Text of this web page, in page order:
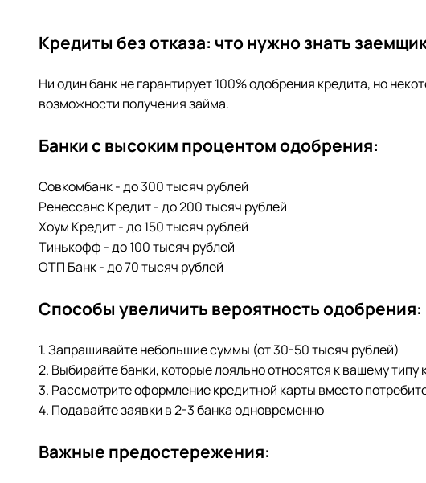
Кредиты без отказа: что нужно знать
Ни один банк не гарантирует 100% одобрения кредита, но
возможности получения займа.
Банки с высоким процентом одобрения:
Совкомбанк - до 300 тысяч рублей
Ренессанс Кредит - до 200 тысяч рублей
Хоум Кредит - до 150 тысяч рублей
Тинькофф - до 100 тысяч рублей
ОТП Банк - до 70 тысяч рублей
Способы увеличить вероятность одобрения:
1. Запрашивайте небольшие суммы (от 30-50 тысяч рублей)
2. Выбирайте банки, которые лояльно относятся к вашему типу
3. Рассмотрите оформление кредитной карты вместо
4. Подавайте заявки в 2-3 банка одновременно
Важные предостережения: